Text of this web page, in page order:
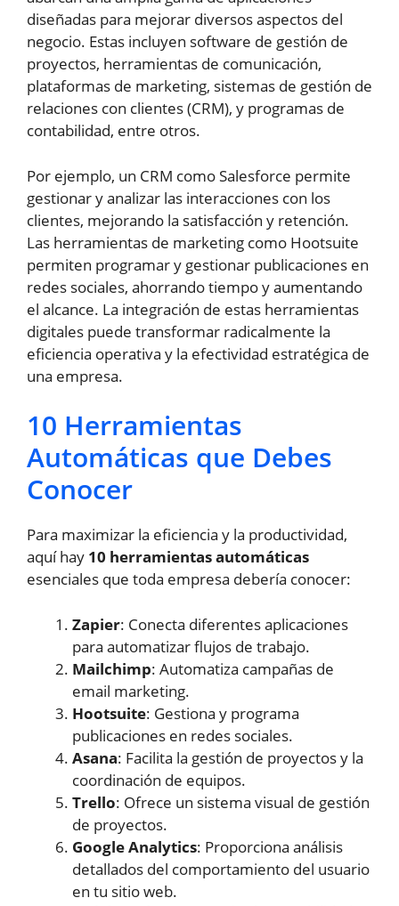
diseñadas para mejorar diversos aspectos del
negocio. Estas incluyen software de gestión de
proyectos, herramientas de comunicación,
plataformas de marketing, sistemas de gestión de
relaciones con clientes (CRM), y programas de
contabilidad, entre otros.
Por ejemplo, un CRM como Salesforce permite
gestionar y analizar las interacciones con los
clientes, mejorando la satisfacción y retención.
Las herramientas de marketing como Hootsuite
permiten programar y gestionar publicaciones en
redes sociales, ahorrando tiempo y aumentando
el alcance. La integración de estas herramientas
digitales puede transformar radicalmente la
eficiencia operativa y la efectividad estratégica de
una empresa.
10 Herramientas
Automáticas que Debes
Conocer
Para maximizar la eficiencia y la productividad,
aquí hay 10 herramientas automáticas
esenciales que toda empresa debería conocer:
Zapier: Conecta diferentes aplicaciones
para automatizar flujos de trabajo.
Mailchimp: Automatiza campañas de
email marketing.
Hootsuite: Gestiona y programa
publicaciones en redes sociales.
Asana: Facilita la gestión de proyectos y la
coordinación de equipos.
Trello: Ofrece un sistema visual de gestión
de proyectos.
Google Analytics: Proporciona análisis
detallados del comportamiento del usuario
en tu sitio web.